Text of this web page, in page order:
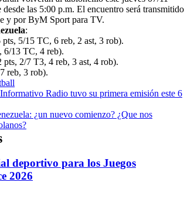
las 5:00 p.m. El encuentro será transmitido
y por ByM Sport para TV.
:
5/15 TC, 6 reb, 2 ast, 3 rob).
6/13 TC, 4 reb).
pts, 2/7 T3, 4 reb, 3 ast, 4 rob).
reb, 3 rob).
Radio tuvo su primera emisión este 6
¿un nuevo comienzo? ¿Que nos
deportivo para los Juegos
2026